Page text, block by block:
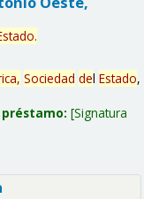
.
Sociedad del Estado,
Signatura